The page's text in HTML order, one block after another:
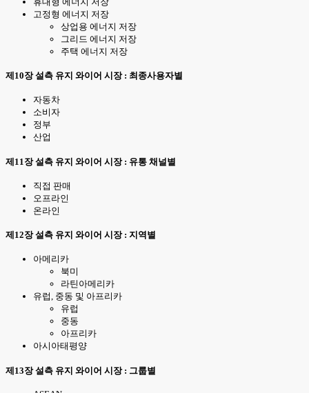
고정형 에너지 저장
상업용 에너지 저장
그리드 에너지 저장
주택 에너지 저장
제10장 설측 유지 와이어 시장 : 최종사용자별
자동차
소비자
정부
산업
제11장 설측 유지 와이어 시장 : 유통 채널별
직접 판매
오프라인
온라인
제12장 설측 유지 와이어 시장 : 지역별
아메리카
북미
라틴아메리카
유럽, 중동 및 아프리카
유럽
중동
아프리카
아시아태평양
제13장 설측 유지 와이어 시장 : 그룹별